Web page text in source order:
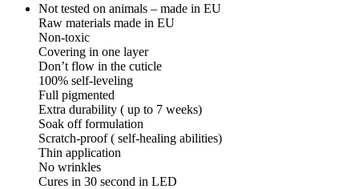
Not tested on animals – made in EU
Raw materials made in EU
Non-toxic
Covering in one layer
Don’t flow in the cuticle
100% self-leveling
Full pigmented
Extra durability ( up to 7 weeks)
Soak off formulation
Scratch-proof ( self-healing abilities)
Thin application
No wrinkles
Cures in 30 second in LED